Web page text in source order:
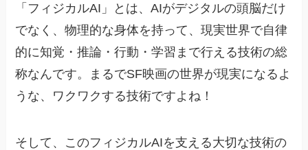
「フィジカルAI」とは、AIがデジタルの頭脳だけ
でなく、物理的な身体を持って、現実世界で自律
的に知覚・推論・行動・学習まで行える技術の総
称なんです。まるでSF映画の世界が現実になるよ
うな、ワクワクする技術ですよね！
そして、このフィジカルAIを支える大切な技術の